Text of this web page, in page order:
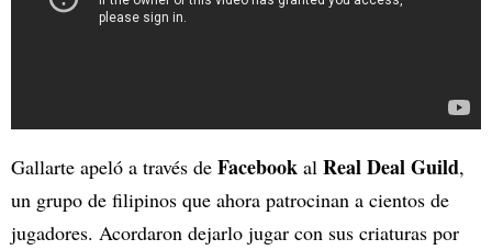
Gallarte apeló a través de Facebook al Real Deal Guild,
un grupo de filipinos que ahora patrocinan a cientos de
jugadores. Acordaron dejarlo jugar con sus criaturas por